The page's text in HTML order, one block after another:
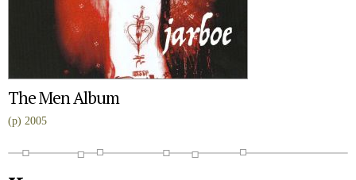
The Men Album
(p) 2005